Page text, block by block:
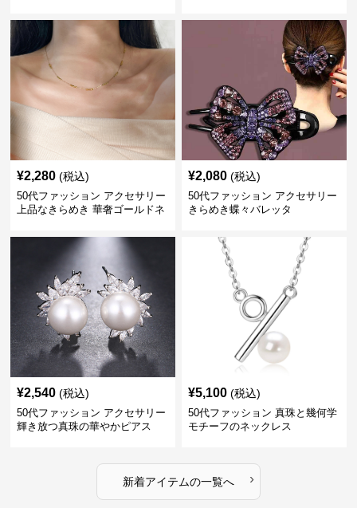
¥2,280 (税込)
50代ファッション アクセサリー
上品なきらめき 華奢ゴールドネ
¥2,080 (税込)
50代ファッション アクセサリー
きらめき蝶々バレッタ
¥2,540 (税込)
50代ファッション アクセサリー
輝き放つ真珠の華やかピアス
¥5,100 (税込)
50代ファッション 真珠と幾何学
モチーフのネックレス
新着アイテムの一覧へ ›